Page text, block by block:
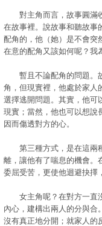
對主角而言，故事圓滿收
在故事裡。說故事和聽故事
配角的，他（她）是不會突
在意的配角又該如何呢？我
暫且不論配角的問題。故
角，但現實裡，他處於家人
選擇逃開問題。其實，他可
現實；當然，他也可以想說
因而傷透對方的心。
第三種方式，是在這兩種
離，讓他有了喘息的機會。
委屈受苦，更使他迴避抉擇
女主角呢？在對方一直沒
內心，建構出兩人的分與合
沒有真正地分開；就家人的